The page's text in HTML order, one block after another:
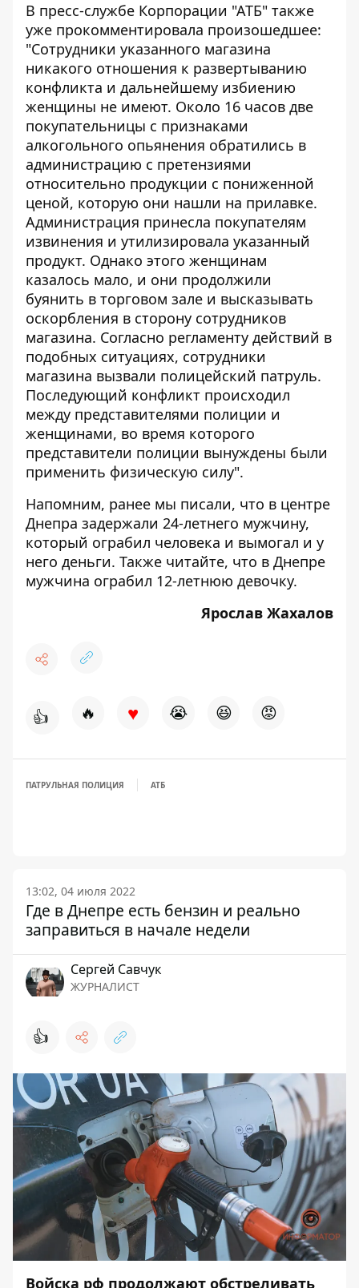
В пресс-службе Корпорации "АТБ" также
уже прокомментировала произошедшее:
"Сотрудники указанного магазина
никакого отношения к развертыванию
конфликта и дальнейшему избиению
женщины не имеют. Около 16 часов две
покупательницы с признаками
алкогольного опьянения обратились в
администрацию с претензиями
относительно продукции с пониженной
ценой, которую они нашли на прилавке.
Администрация принесла покупателям
извинения и утилизировала указанный
продукт. Однако этого женщинам
казалось мало, и они продолжили
буянить в торговом зале и высказывать
оскорбления в сторону сотрудников
магазина. Согласно регламенту действий в
подобных ситуациях, сотрудники
магазина вызвали полицейский патруль.
Последующий конфликт происходил
между представителями полиции и
женщинами, во время которого
представители полиции вынуждены были
применить физическую силу".
Напомним, ранее мы писали, что в центре
Днепра задержали 24-летнего мужчину,
который ограбил человека и вымогал и у
него деньги. Также читайте, что в Днепре
мужчина ограбил 12-летнюю девочку.
Ярослав Жахалов
👍 🔥 ♥ 😭 😆 😡
ПАТРУЛЬНАЯ ПОЛИЦИЯ АТБ
13:02, 04 июля 2022
Где в Днепре есть бензин и реально
заправиться в начале недели
Сергей Савчук
ЖУРНАЛИСТ
👍
Войска рф продолжают обстреливать